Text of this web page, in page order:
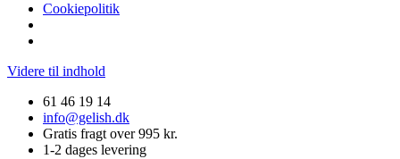
Cookiepolitik
Videre til indhold
61 46 19 14
info@gelish.dk
Gratis fragt over 995 kr.
1-2 dages levering